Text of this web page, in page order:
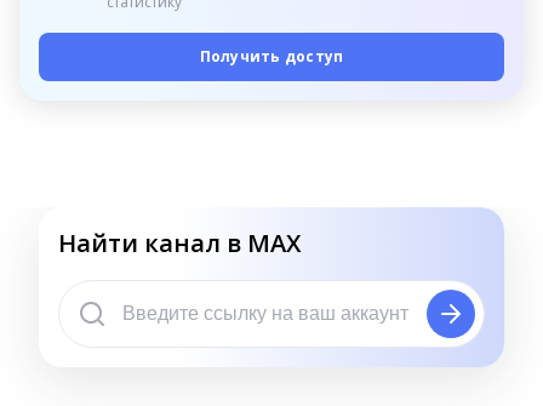
Получить доступ
Найти канал в MAX